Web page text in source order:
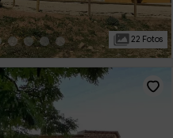
22 Fotos